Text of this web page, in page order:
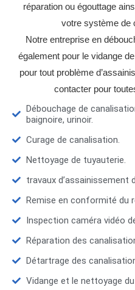
réparation ou égouttage
votre système de
Notre entreprise en
également pour le vidange
pour tout problème
contacter pour
Débouchage de
baignoire, urinoir.
Curage de canalisation.
Nettoyage de tuyauterie.
travaux d’assainissement
Remise en conformité du
Inspection caméra vidéo
Réparation des
Détartrage des
Vidange et le nettoyage